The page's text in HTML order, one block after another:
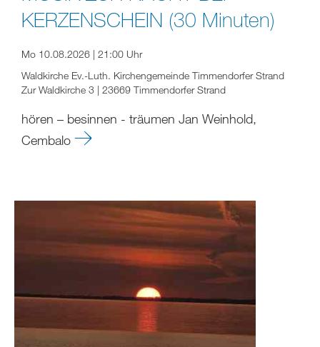
KERZENSCHEIN (30 Minuten)
Mo 10.08.2026 | 21:00 Uhr
Waldkirche Ev.-Luth. Kirchengemeinde Timmendorfer Strand
Zur Waldkirche 3 | 23669 Timmendorfer Strand
hören – besinnen - träumen Jan Weinhold,
Cembalo